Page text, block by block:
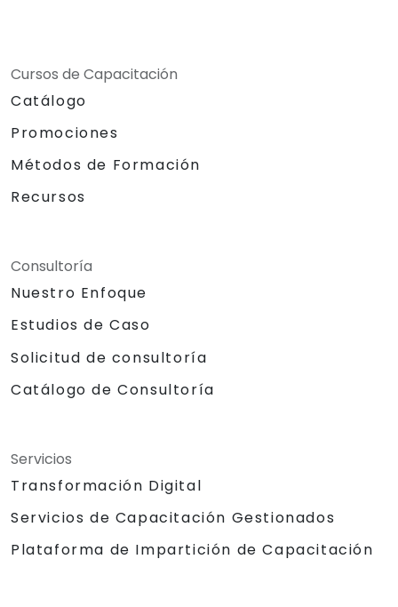
Cursos de Capacitación
Catálogo
Promociones
Métodos de Formación
Recursos
Consultoría
Nuestro Enfoque
Estudios de Caso
Solicitud de consultoría
Catálogo de Consultoría
Servicios
Transformación Digital
Servicios de Capacitación Gestionados
Plataforma de Impartición de Capacitación